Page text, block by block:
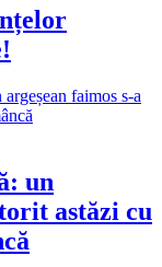
un
astăzi cu